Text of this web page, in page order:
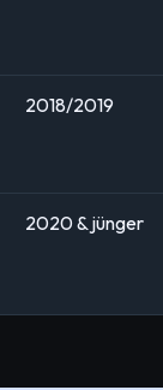
2018/2019
2020 & jünger